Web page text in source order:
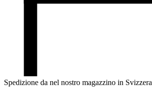
Spedizione da nel nostro magazzino in Svizzera